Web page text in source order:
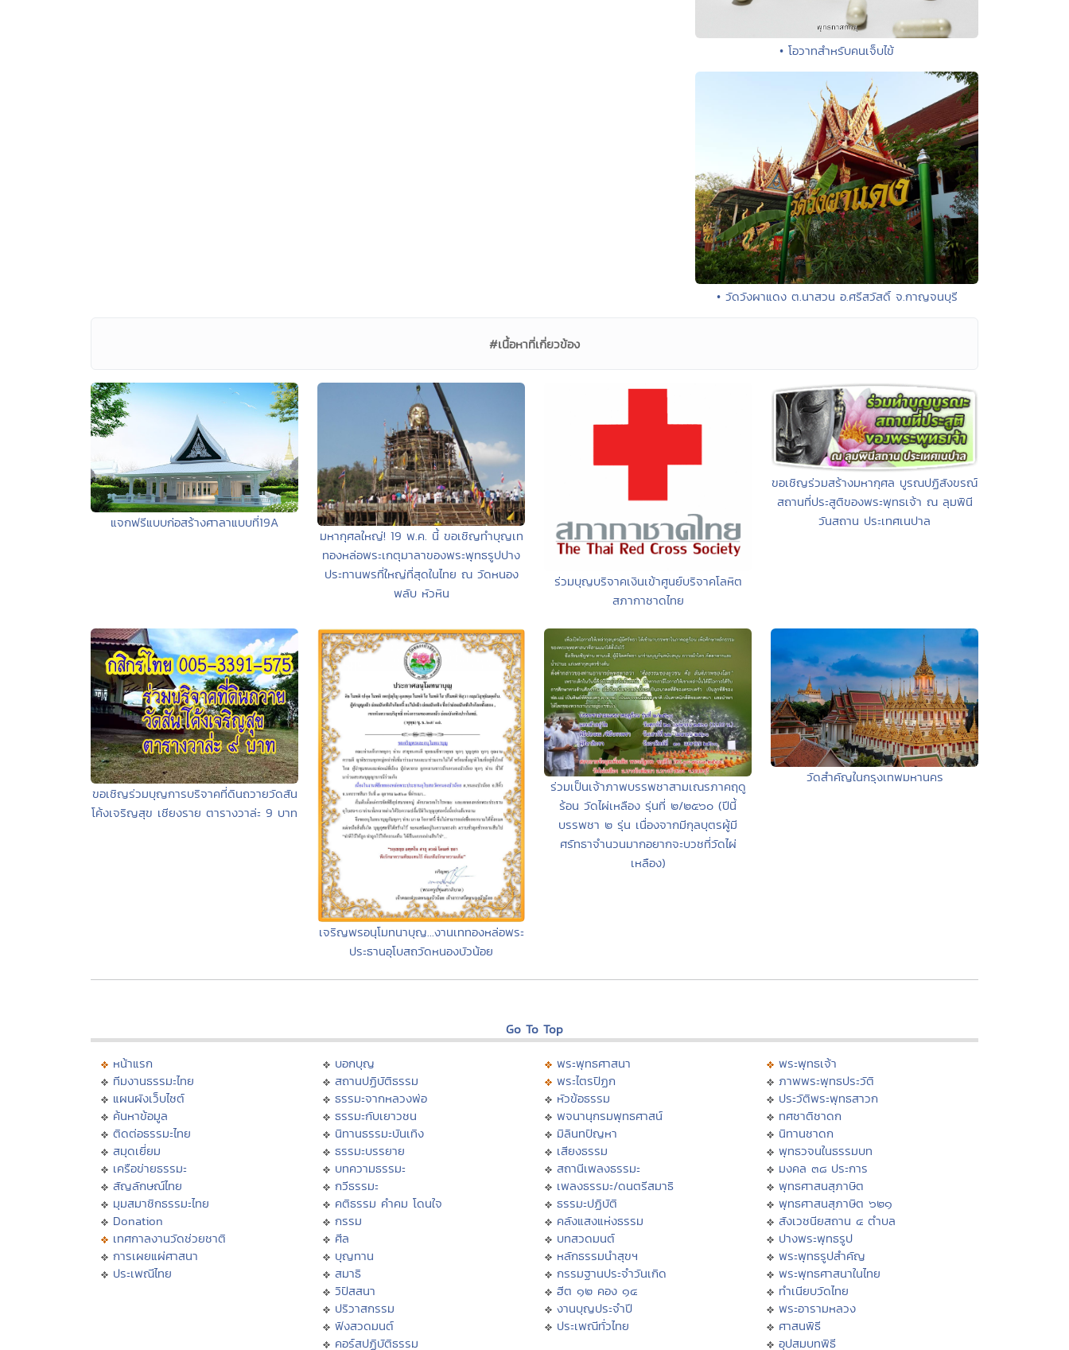
• โอวาทสำหรับคนเจ็บไข้
• วัดวังผาแดง ต.นาสวน อ.ศรีสวัสดิ์ จ.กาญจนบุรี
#เนื้อหาที่เกี่ยวข้อง
แจกฟรีแบบก่อสร้างศาลาแบบที่19A
มหากุศลใหญ่! 19 พ.ค. นี้ ขอเชิญทำบุญเท
ทองหล่อพระเกตุมาลาของพระพุทธรูปปาง
ประทานพรที่ใหญ่ที่สุดในไทย ณ วัดหนอง
พลับ หัวหิน
ร่วมบุญบริจาคเงินเข้าศูนย์บริจาคโลหิต
สภากาชาดไทย
ขอเชิญร่วมสร้างมหากุศล บูรณปฏิสังขรณ์
สถานที่ประสูติของพระพุทธเจ้า ณ ลุมพินี
วันสถาน ประเทศเนปาล
ขอเชิญร่วมบุญการบริจาคที่ดินถวายวัดสัน
โค้งเจริญสุข เชียงราย ตารางวาล่ะ 9 บาท
เจริญพรอนุโมทนาบุญ...งานเททองหล่อพระ
ประธานอุโบสถวัดหนองบัวน้อย
ร่วมเป็นเจ้าภาพบรรพชาสามเณรภาคฤดู
ร้อน วัดไผ่เหลือง รุ่นที่ ๒/๒๕๖๐ (ปีนี้
บรรพชา ๒ รุ่น เนื่องจากมีกุลบุตรผู้มี
ศรัทธาจำนวนมากอยากจะบวชที่วัดไผ่
เหลือง)
วัดสำคัญในกรุงเทพมหานคร
Go To Top
หน้าแรก
ทีมงานธรรมะไทย
แผนผังเว็บไซต์
ค้นหาข้อมูล
ติดต่อธรรมะไทย
สมุดเยี่ยม
เครือข่ายธรรมะ
สัญลักษณ์ไทย
มุมสมาชิกธรรมะไทย
Donation
เทศกาลงานวัดช่วยชาติ
การเผยแผ่ศาสนา
ประเพณีไทย
บอกบุญ
สถานปฏิบัติธรรม
ธรรมะจากหลวงพ่อ
ธรรมะกับเยาวชน
นิทานธรรมะบันเทิง
ธรรมะบรรยาย
บทความธรรมะ
กวีธรรมะ
คติธรรม คำคม โดนใจ
กรรม
ศีล
บุญทาน
สมาธิ
วิปัสสนา
ปริวาสกรรม
ฟังสวดมนต์
คอร์สปฏิบัติธรรม
พระพุทธศาสนา
พระไตรปิฏก
หัวข้อธรรม
พจนานุกรมพุทธศาสน์
มิลินทปัญหา
เสียงธรรม
สถานีเพลงธรรมะ
เพลงธรรมะ/ดนตรีสมาธิ
ธรรมะปฏิบัติ
คลังแสงแห่งธรรม
บทสวดมนต์
หลักธรรมนำสุขฯ
กรรมฐานประจำวันเกิด
ฮีต ๑๒ คอง ๑๔
งานบุญประจำปี
ประเพณีทั่วไทย
พระพุทธเจ้า
ภาพพระพุทธประวัติ
ประวัติพระพุทธสาวก
ทศชาติชาดก
นิทานชาดก
พุทธวจนในธรรมบท
มงคล ๓๘ ประการ
พุทธศาสนสุภาษิต
พุทธศาสนสุภาษิต ๖๒๑
สังเวชนียสถาน ๔ ตำบล
ปางพระพุทธรูป
พระพุทธรูปสำคัญ
พระพุทธศาสนาในไทย
ทำเนียบวัดไทย
พระอารามหลวง
ศาสนพิธี
อุปสมบทพิธี